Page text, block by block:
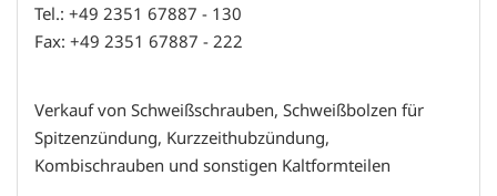
Tel.: +49 2351 67887 - 130
Fax: +49 2351 67887 - 222
Verkauf von Schweißschrauben, Schweißbolzen für
Spitzenzündung, Kurzzeithubzündung,
Kombischrauben und sonstigen Kaltformteilen